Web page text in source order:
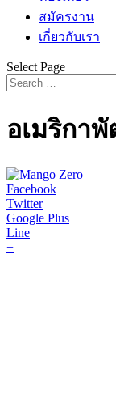
สมัครงาน
เกี่ยวกับเรา
Select Page
อเมริกา
Facebook
Twitter
Google Plus
Line
+